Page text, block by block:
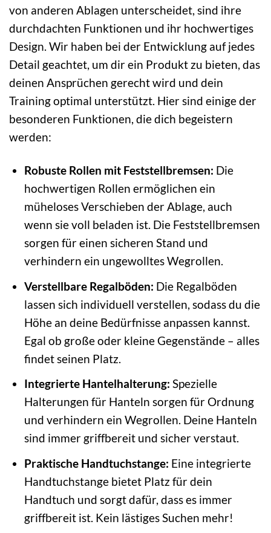
von anderen Ablagen unterscheidet, sind ihre
durchdachten Funktionen und ihr hochwertiges
Design. Wir haben bei der Entwicklung auf jedes
Detail geachtet, um dir ein Produkt zu bieten, das
deinen Ansprüchen gerecht wird und dein
Training optimal unterstützt. Hier sind einige der
besonderen Funktionen, die dich begeistern
werden:
Robuste Rollen mit Feststellbremsen: Die
hochwertigen Rollen ermöglichen ein
müheloses Verschieben der Ablage, auch
wenn sie voll beladen ist. Die Feststellbremsen
sorgen für einen sicheren Stand und
verhindern ein ungewolltes Wegrollen.
Verstellbare Regalböden: Die Regalböden
lassen sich individuell verstellen, sodass du die
Höhe an deine Bedürfnisse anpassen kannst.
Egal ob große oder kleine Gegenstände – alles
findet seinen Platz.
Integrierte Hantelhalterung: Spezielle
Halterungen für Hanteln sorgen für Ordnung
und verhindern ein Wegrollen. Deine Hanteln
sind immer griffbereit und sicher verstaut.
Praktische Handtuchstange: Eine integrierte
Handtuchstange bietet Platz für dein
Handtuch und sorgt dafür, dass es immer
griffbereit ist. Kein lästiges Suchen mehr!